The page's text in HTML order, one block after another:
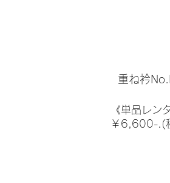
重ね衿
《単品レン
￥6,600-.(